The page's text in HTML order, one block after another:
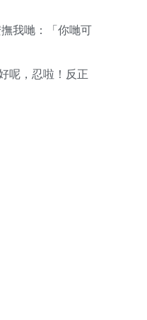
我哋：「你哋可
呢，忍啦！反正